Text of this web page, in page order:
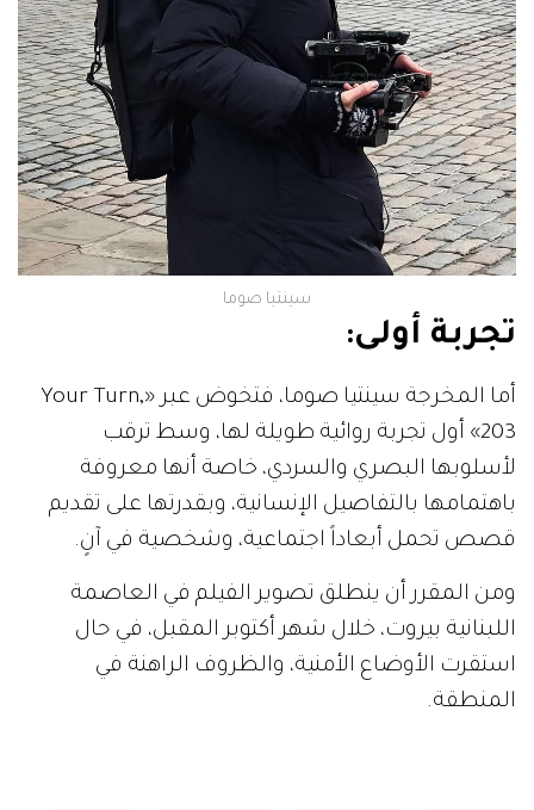
سينتيا صوما
تجربة أولى:
أما المخرجة سينتيا صوما، فتخوض عبر «Your Turn,
203» أول تجربة روائية طويلة لها، وسط ترقب
لأسلوبها البصري والسردي، خاصة أنها معروفة
باهتمامها بالتفاصيل الإنسانية، وبقدرتها على تقديم
قصص تحمل أبعاداً اجتماعية، وشخصية في آنٍ.
ومن المقرر أن ينطلق تصوير الفيلم في العاصمة
اللبنانية بيروت، خلال شهر أكتوبر المقبل، في حال
استقرت الأوضاع الأمنية، والظروف الراهنة في
المنطقة.